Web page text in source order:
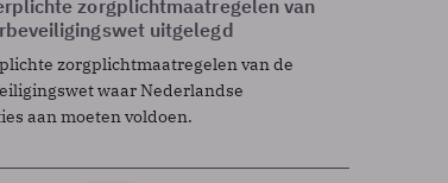
zorgplichtmaatregelen van
uitgelegd
zorgplichtmaatregelen van de
waar Nederlandse
aan moeten voldoen.